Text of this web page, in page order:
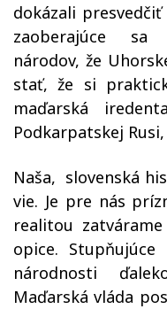
dokázali
zaoberajúce sa
národov, že
stať, že si
maďarská
Podkarpatskej
Naša, slovenská
vie. Je pre nás
realitou
opice. Stupňujúce
národnosti
Maďarská vláda